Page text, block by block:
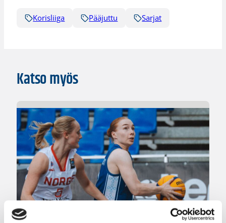
Korisliiga Pääjuttu Sarjat
Katso myös